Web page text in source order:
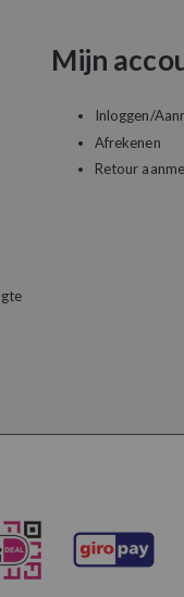
Mijn
Inloggen/
Afrekenen
Retour